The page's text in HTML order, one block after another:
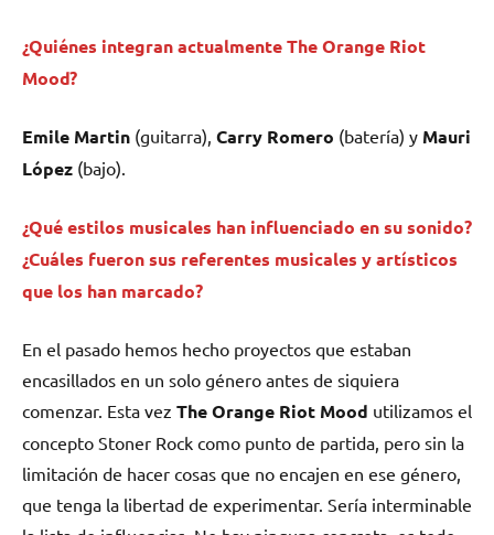
¿Quiénes integran actualmenteThe Orange Riot
Mood?
Emile Martin (guitarra), Carry Romero (batería) y Mauri
López (bajo).
¿Qué estilos musicales han influenciado en su sonido?
¿Cuáles fueron sus referentes musicales y artísticos
que los han marcado?
En el pasado hemos hecho proyectos que estaban
encasillados en un solo género antes de siquiera
comenzar. Esta vez The Orange Riot Mood utilizamos el
concepto Stoner Rock como punto de partida, pero sin la
limitación de hacer cosas que no encajen en ese género,
que tenga la libertad de experimentar. Sería interminable